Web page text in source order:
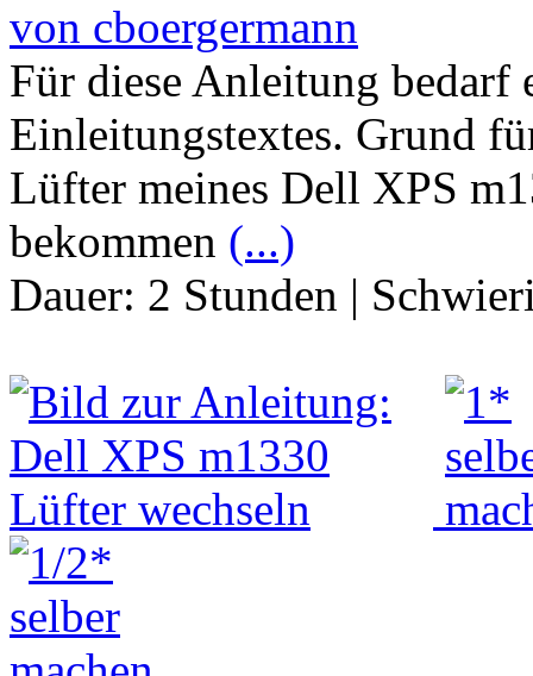
von cboergermann
Für diese Anleitung bedarf
Einleitungstextes. Grund
Lüfter meines Dell XPS
bekommen (...)
Dauer: 2 Stunden |